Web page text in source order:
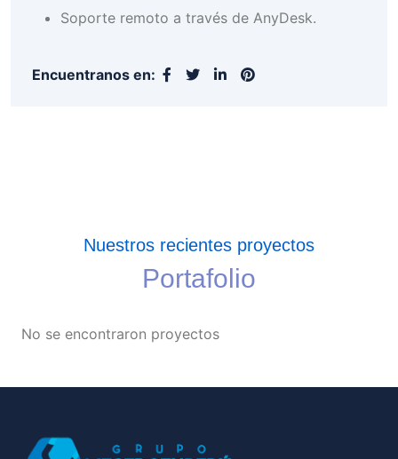
Soporte remoto a través de AnyDesk.
Encuentranos en:
Nuestros recientes proyectos
Portafolio
No se encontraron proyectos